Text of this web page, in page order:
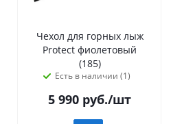
Чехол для горных лыж
Protect фиолетовый
(185)
Есть в наличии (1)
5 990 руб./шт